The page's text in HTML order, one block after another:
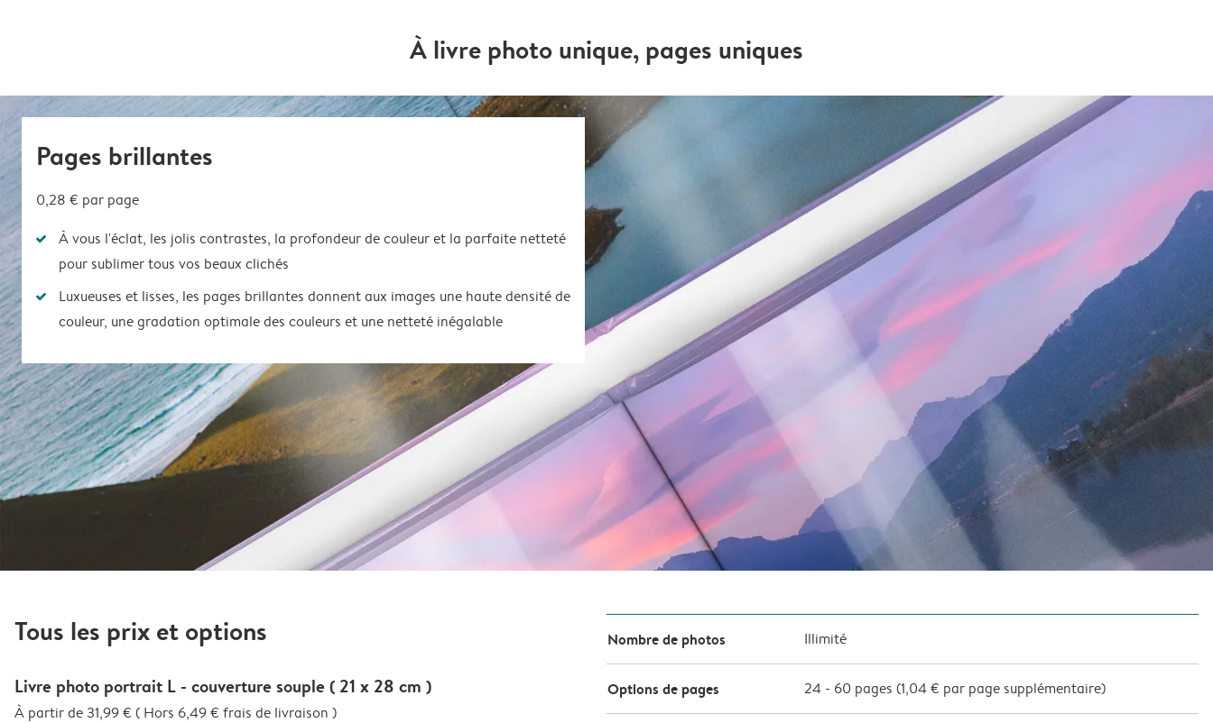
À livre photo unique, pages uniques
Pages brillantes
0,28 € par page
À vous l'éclat, les jolis contrastes, la profondeur de couleur et la parfaite netteté
pour sublimer tous vos beaux clichés
Luxueuses et lisses, les pages brillantes donnent aux images une haute densité de
couleur, une gradation optimale des couleurs et une netteté inégalable
Tous les prix et options
Livre photo portrait L - couverture souple ( 21 x 28 cm )
À partir de 31,99 € ( Hors 6,49 € frais de livraison )
Nombre de photos Illimité
Options de pages 24 - 60 pages (1,04 € par page supplémentaire)